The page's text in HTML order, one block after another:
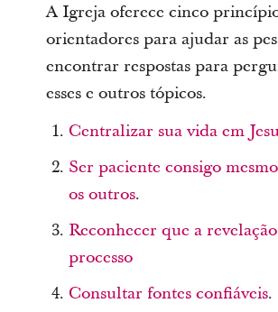
A Igreja oferece cinco
orientadores para ajudar as
encontrar respostas para
esses e outros tópicos.
Centralizar sua vida em
Ser paciente consigo
os outros.
Reconhecer que a
processo
Consultar fontes confiáveis.